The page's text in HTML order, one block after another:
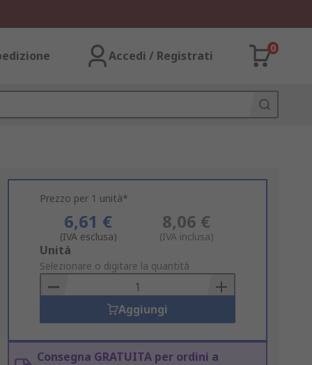
Accedi / Registrati
0
Prezzo per 1 unità*
6,61 €
(IVA esclusa)
8,06 €
(IVA inclusa)
Add
to
Basket
Unità
Selezionare o digitare la quantità
Aggiungi
Consegna GRATUITA per ordini a